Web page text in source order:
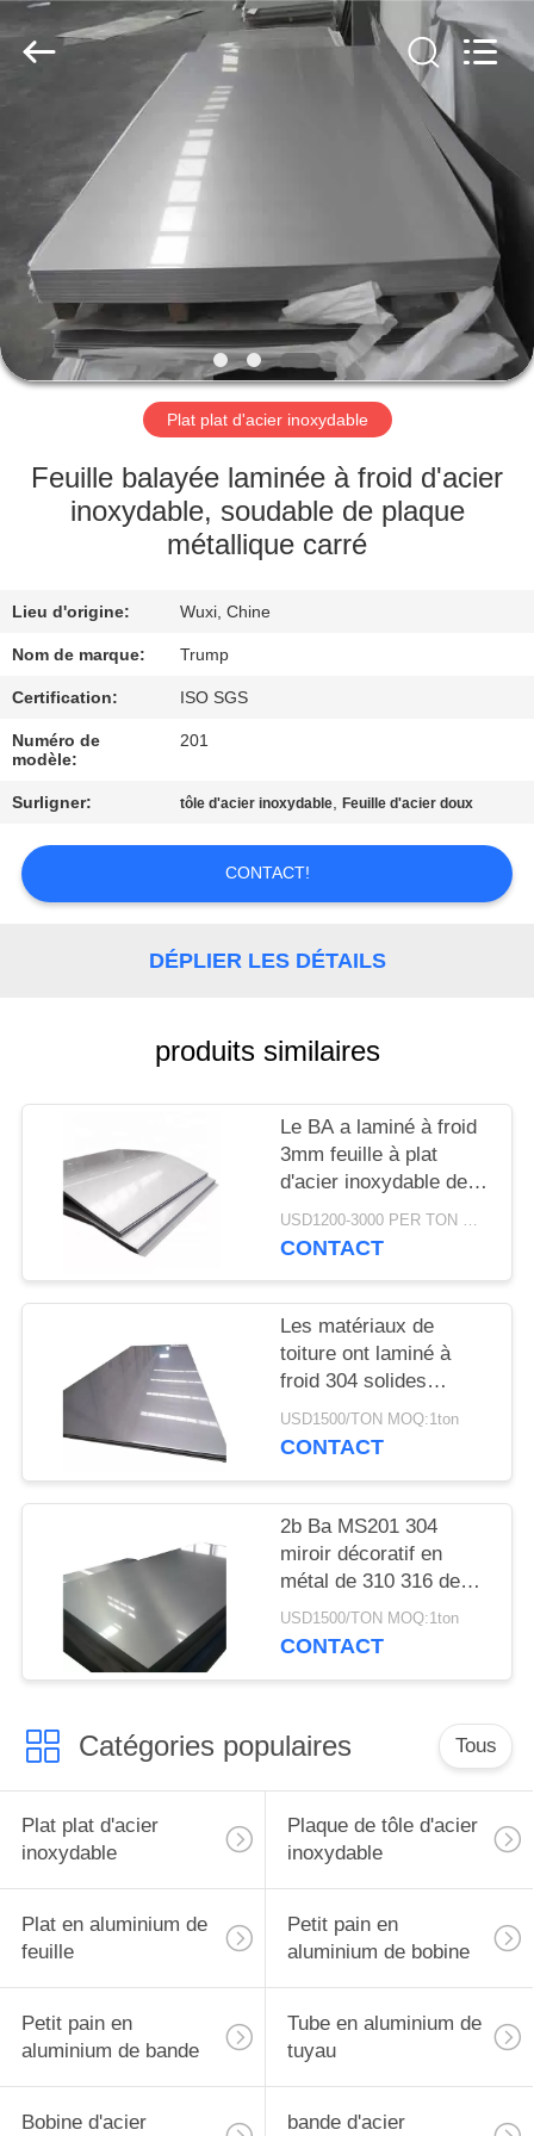
MAISON
PRODUITS
VIDÉOS
PROPOS
VISITE
DE
L'USINE
CONTRÔLE
DE
LA
QUALITÉ
DEVIS
PLAN
DU
SITE
PRIVACY
POLICY
2025
HONGJINMILAI
STEEL
CO.,LTD.
Plat plat d'acier inoxydable
Feuille balayée laminée à froid d'acier
inoxydable, soudable de plaque
métallique carré
Lieu d'origine: Wuxi, Chine
Nom de marque: Trump
Certification: ISO SGS
Numéro de
modèle:
201
Surligner: tôle d'acier inoxydable,Feuille d'acier doux
CONTACT!
DÉPLIER LES DÉTAILS
produits similaires
Le BA a laminé à froid
3mm feuille à plat
d'acier inoxydable de
304 gigaoctets de platUSD1200-3000 PER TON MOQ:1Ton
CONTACT
Les matériaux de
toiture ont laminé à
froid 304 solides
solubles couvrent le Ba
2b/ont fini lumineux poli
USD1500/TON MOQ:1ton
CONTACT
2b Ba MS201 304
miroir décoratif en
métal de 310 316 de
solides solubles plats
de feuilles
USD1500/TON MOQ:1ton
CONTACT
Catégories populaires Tous
Plat plat d'acier
inoxydable
Plaque de tôle d'acier
inoxydable
Plat en aluminium de
feuille
Petit pain en
aluminium de bobine
Petit pain en
aluminium de bande
Tube en aluminium de
tuyau
Bobine d'acier bande d'acier